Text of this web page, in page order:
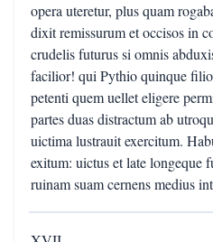
opera uteretur, plus quam
dixit remissurum et occisos in
crudelis futurus si omnis
facilior! qui Pythio quinque
petenti quem uellet eligere
partes duas distractum ab
uictima lustrauit exercitum.
exitum: uictus et late longeque
ruinam suam cernens medius